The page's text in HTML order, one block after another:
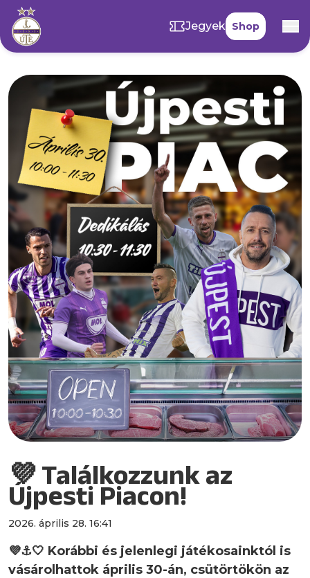
Jegyek Shop
💜 Találkozzunk az
Újpesti Piacon!
2026. április 28. 16:41
💜⚓️🤍 Korábbi és jelenlegi játékosainktól is
vásárolhattok április 30-án, csütörtökön az